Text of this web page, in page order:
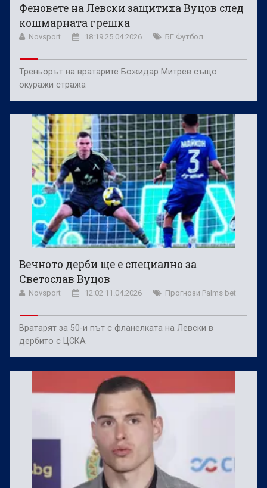
Феновете на Левски защитиха Вуцов след
кошмарната грешка
Novsport 18:19 25.04.2026 БГ Футбол
Треньорът на вратарите Божидар Митрев също
окуражи стража
Вечното дерби ще е специално за
Светослав Вуцов
Novsport 12:02 11.04.2026 Прогнози Palms bet
Вратарят за 50-и път с фланелката на Левски в
дербито с ЦСКА